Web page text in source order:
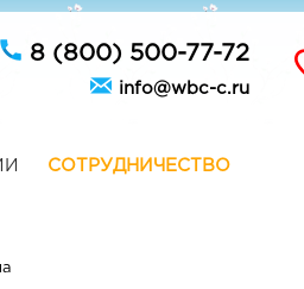
8 (800) 500-77-72
info@wbc-c.ru
СОТРУДНИЧЕСТВО